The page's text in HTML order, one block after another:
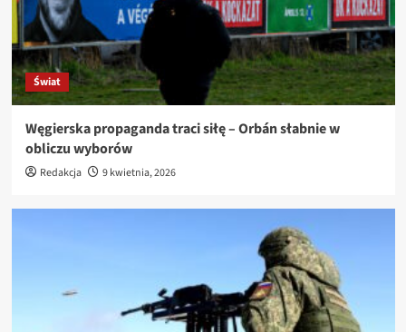
Świat
Węgierska propaganda traci siłę – Orbán słabnie w
obliczu wyborów
Redakcja 9 kwietnia, 2026